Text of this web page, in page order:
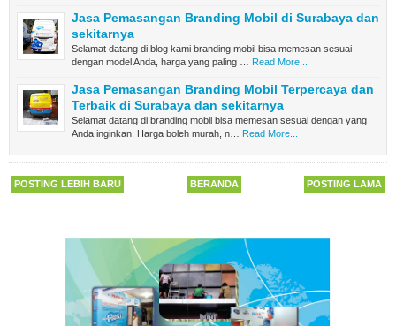
Jasa Pemasangan Branding Mobil di Surabaya dan
sekitarnya
Selamat datang di blog kami branding mobil bisa memesan sesuai
dengan model Anda, harga yang paling …
Read More...
Jasa Pemasangan Branding Mobil Terpercaya dan
Terbaik di Surabaya dan sekitarnya
Selamat datang di branding mobil bisa memesan sesuai dengan yang
Anda inginkan. Harga boleh murah, n…
Read More...
POSTING LEBIH BARU POSTING LAMA
BERANDA